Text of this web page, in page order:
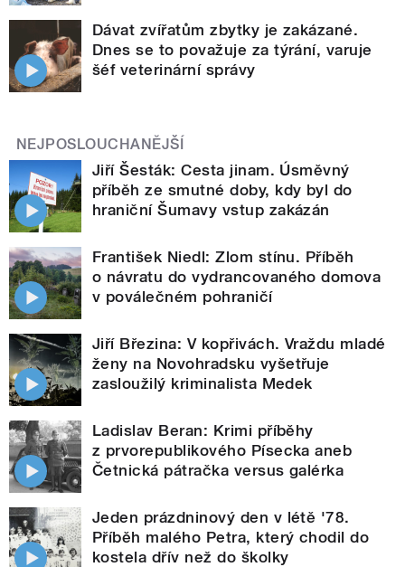
Dávat zvířatům zbytky je zakázané.
Dnes se to považuje za týrání, varuje
šéf veterinární správy
NEJPOSLOUCHANĚJŠÍ
Jiří Šesták: Cesta jinam. Úsměvný
příběh ze smutné doby, kdy byl do
hraniční Šumavy vstup zakázán
František Niedl: Zlom stínu. Příběh
o návratu do vydrancovaného domova
v poválečném pohraničí
Jiří Březina: V kopřivách. Vraždu mladé
ženy na Novohradsku vyšetřuje
zasloužilý kriminalista Medek
Ladislav Beran: Krimi příběhy
z prvorepublikového Písecka aneb
Četnická pátračka versus galérka
Jeden prázdninový den v létě '78.
Příběh malého Petra, který chodil do
kostela dřív než do školky